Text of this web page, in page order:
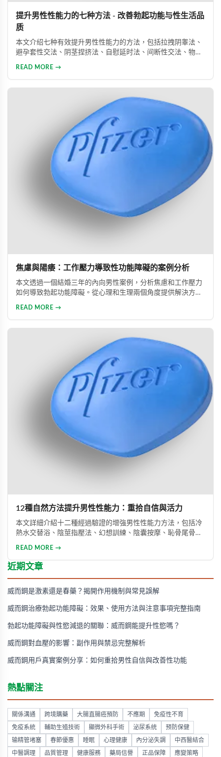
提升男性性能力的七种方法 - 改善勃起功能与性生活品
质
本文介绍七种有效提升男性性能力的方法，包括拉拽阴睾法、
避孕套性交法、阴茎捏挤法、自慰延时法、间断性交法、物理
READ MORE →
焦慮與陽痿：工作壓力導致性功能障礙的案例分析
本文透過一個結婚三年的內向男性案例，分析焦慮和工作壓力
如何導致勃起功能障礙。從心理和生理兩個角度提供解決方
READ MORE →
12種自然方法提升男性性能力：重拾自信與活力
本文詳細介紹十二種經過驗證的增強男性性能力方法，包括冷
熱水交替浴、陰莖指壓法、幻想訓練、陰囊按摩、恥骨尾骨肌
合適當的營養補充，一個月內即可感受到明顯的改善效果。
READ MORE →
近期文章
威而鋼是激素還是春藥？揭開作用機制與常見誤解
威而鋼治療勃起功能障礙：效果、使用方法與注意事項完整指南
勃起功能障礙與性慾減退的關聯：威而鋼能提升性慾嗎？
威而鋼對血壓的影響：副作用與禁忌完整解析
威而鋼用戶真實案例分享：如何重拾男性自信與改善性功能
熱點關注
關係溝通 跨境購藥 大腸直腸癌預防 不應期 免疫性不育
免疫系統 輔助生殖技術 顯微外科手術 泌尿系统 预防保健
输精管堵塞 春節優惠 睡眠 心理健康 內分泌失調 中西醫結合
中醫調理 品質管理 健康服務 藥局信譽 正品保障 應變策略